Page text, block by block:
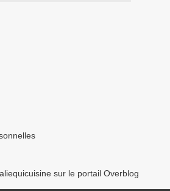
sur le portail Overblog